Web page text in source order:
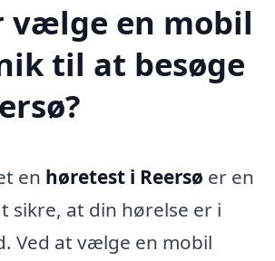
vælge en mobil
til at besøge
en høretest i Reersø er en
sikre, at din hørelse er i
Ved at vælge en mobil